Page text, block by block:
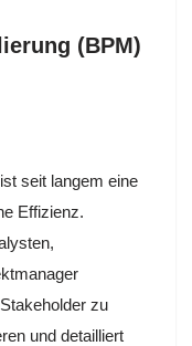
(BPM)
seit langem eine
Effizienz.
zu
und detailliert